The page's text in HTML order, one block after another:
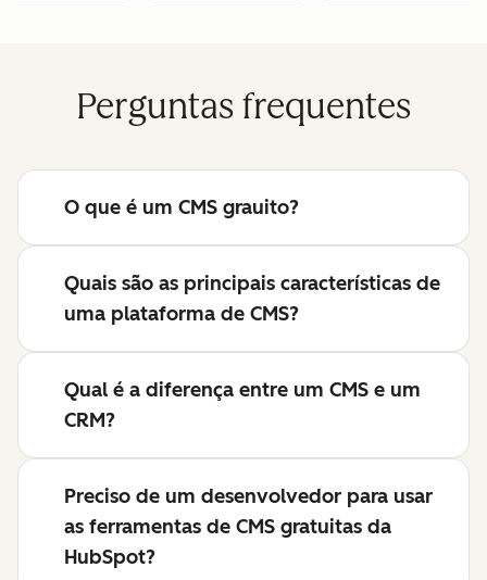
Perguntas frequentes
O que é um CMS grauito?
Quais são as principais características de
uma plataforma de CMS?
Qual é a diferença entre um CMS e um
CRM?
Preciso de um desenvolvedor para usar
as ferramentas de CMS gratuitas da
HubSpot?